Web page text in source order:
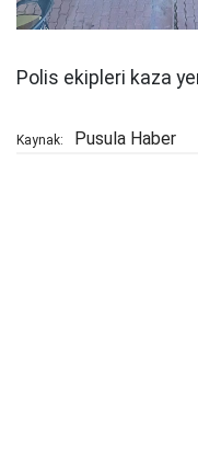
Polis ekipleri kaza
Kaynak: Pusula Haber